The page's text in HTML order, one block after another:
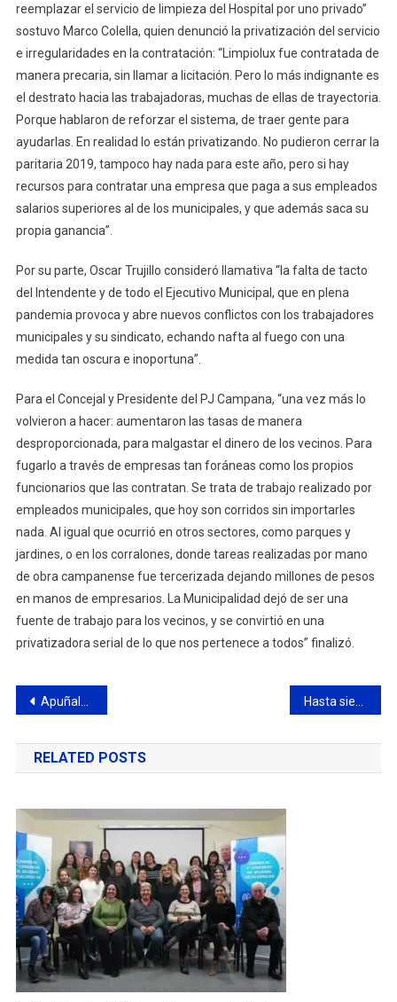
reemplazar el servicio de limpieza del Hospital por uno privado”
sostuvo Marco Colella, quien denunció la privatización del servicio
e irregularidades en la contratación: “Limpiolux fue contratada de
manera precaria, sin llamar a licitación. Pero lo más indignante es
el destrato hacia las trabajadoras, muchas de ellas de trayectoria.
Porque hablaron de reforzar el sistema, de traer gente para
ayudarlas. En realidad lo están privatizando. No pudieron cerrar la
paritaria 2019, tampoco hay nada para este año, pero si hay
recursos para contratar una empresa que paga a sus empleados
salarios superiores al de los municipales, y que además saca su
propia ganancia”.
Por su parte, Oscar Trujillo consideró llamativa “la falta de tacto
del Intendente y de todo el Ejecutivo Municipal, que en plena
pandemia provoca y abre nuevos conflictos con los trabajadores
municipales y su sindicato, echando nafta al fuego con una
medida tan oscura e inoportuna”.
Para el Concejal y Presidente del PJ Campana, “una vez más lo
volvieron a hacer: aumentaron las tasas de manera
desproporcionada, para malgastar el dinero de los vecinos. Para
fugarlo a través de empresas tan foráneas como los propios
funcionarios que las contratan. Se trata de trabajo realizado por
empleados municipales, que hoy son corridos sin importarles
nada. Al igual que ocurrió en otros sectores, como parques y
jardines, o en los corralones, donde tareas realizadas por mano
de obra campanense fue tercerizada dejando millones de pesos
en manos de empresarios. La Municipalidad dejó de ser una
fuente de trabajo para los vecinos, y se convirtió en una
privatizadora serial de lo que nos pertenece a todos” finalizó.
Navegación
de
entradas
Apuñalaron a un vecino en el B° San Felipe
RELATED POSTS